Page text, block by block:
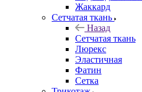
Жаккард
Сетчатая ткань
Назад
Сетчатая ткань
Люрекс
Эластичная
Фатин
Сетка